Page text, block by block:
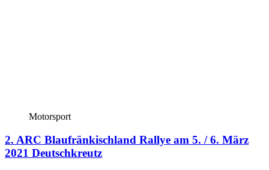
Motorsport
2. ARC Blaufränkischland Rallye am 5. / 6. März
2021 Deutschkreutz